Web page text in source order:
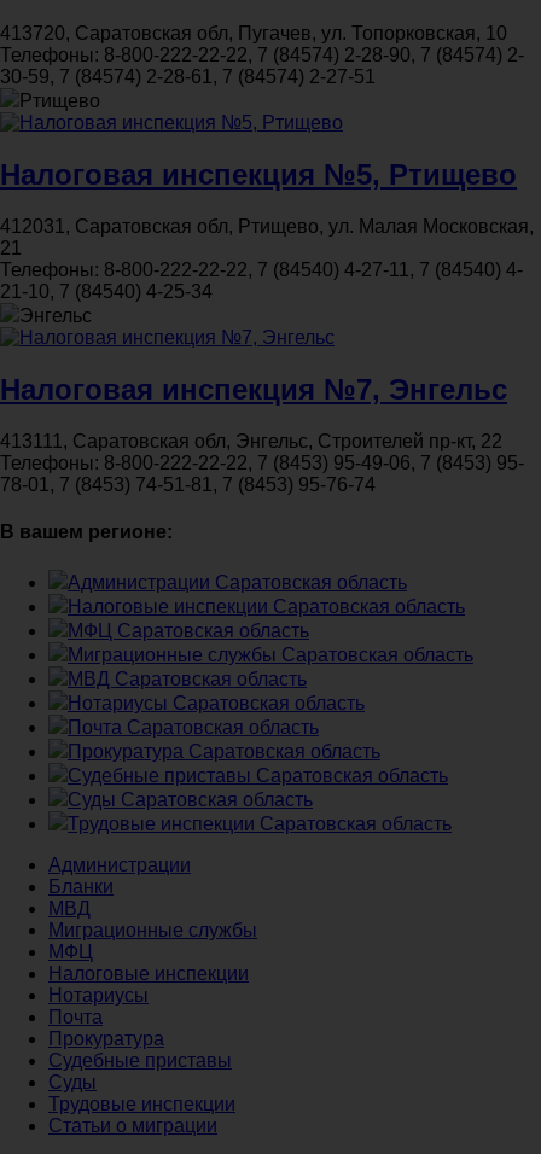
413720, Саратовская обл, Пугачев, ул. Топорковская, 10
Телефоны: 8-800-222-22-22, 7 (84574) 2-28-90, 7 (84574) 2-
30-59, 7 (84574) 2-28-61, 7 (84574) 2-27-51
Ртищево
Налоговая инспекция №5, Ртищево
412031, Саратовская обл, Ртищево, ул. Малая Московская,
21
Телефоны: 8-800-222-22-22, 7 (84540) 4-27-11, 7 (84540) 4-
21-10, 7 (84540) 4-25-34
Энгельс
Налоговая инспекция №7, Энгельс
413111, Саратовская обл, Энгельс, Строителей пр-кт, 22
Телефоны: 8-800-222-22-22, 7 (8453) 95-49-06, 7 (8453) 95-
78-01, 7 (8453) 74-51-81, 7 (8453) 95-76-74
В вашем регионе:
Администрации Саратовская область
Налоговые инспекции Саратовская область
МФЦ Саратовская область
Миграционные службы Саратовская область
МВД Саратовская область
Нотариусы Саратовская область
Почта Саратовская область
Прокуратура Саратовская область
Судебные приставы Саратовская область
Суды Саратовская область
Трудовые инспекции Саратовская область
Администрации
Бланки
МВД
Миграционные службы
МФЦ
Налоговые инспекции
Нотариусы
Почта
Прокуратура
Судебные приставы
Суды
Трудовые инспекции
Статьи о миграции